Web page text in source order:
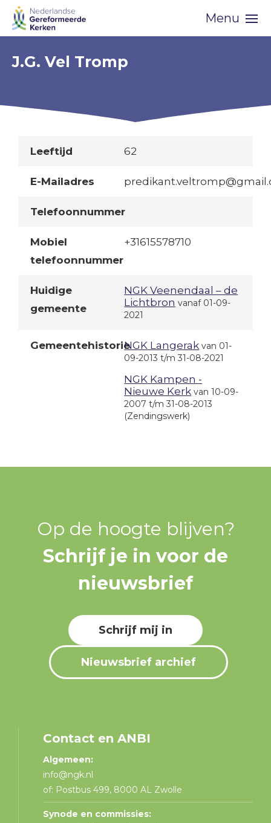
Skip
navigation
Menu
J.G. Vel Tromp
Leeftijd 62
E-Mailadres
Telefoonnummer
Mobiel
telefoonnummer
+31615578710
Huidige
gemeente
NGK Veenendaal – de
Lichtbron vanaf 01-09-
2021
GemeentehistorieNGK Langerak van 01-
09-2013 t/m 31-08-2021
NGK Kampen -
Nieuwe Kerk van 10-09-
2007 t/m 31-08-2013
(Zendingswerk)
Op de hoogte blijven?
Schrijf je in voor de
nieuwsbrief
Schrijf mij in
Nieuwsbrief archief
Contact en ANBI
Algemeen:
info@ngk.nl
of: Postbus 499, 8000 AL Zwolle
Synode en commissies: